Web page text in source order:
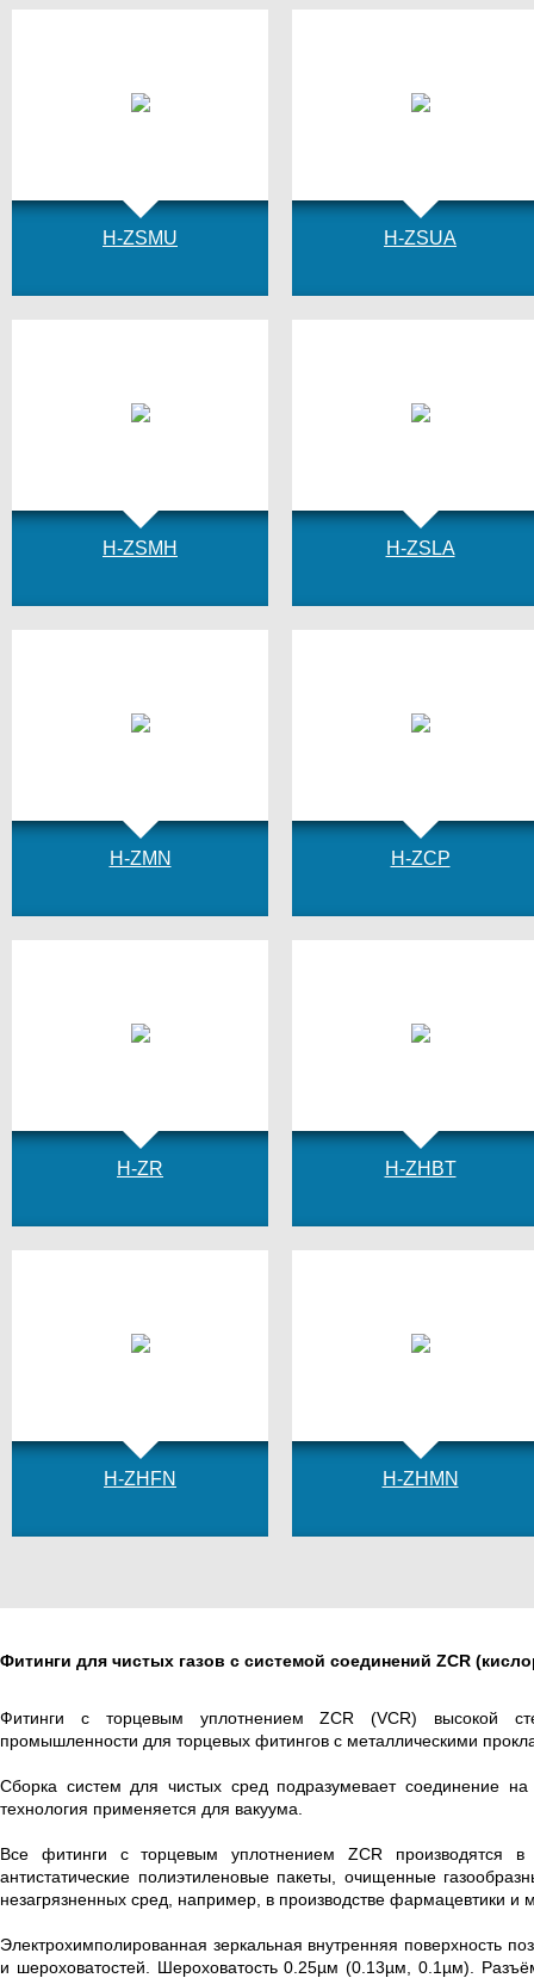
H-ZSMU H-ZSUA
H-ZSMH H-ZSLA
H-ZMN H-ZCP
H-ZR H-ZHBT
H-ZHFN H-ZHMN
Фитинги для чистых газов с системой соединений ZCR
Фитинги с торцевым уплотнением ZCR (VСR) высокой
промышленности для торцевых фитингов с металлическими
Сборка систем для чистых сред подразумевает соединение
технология применяется для вакуума.
Все фитинги с торцевым уплотнением ZCR производятся
антистатические полиэтиленовые пакеты, очищенные
незагрязненных сред, например, в производстве фармацевтики и
Электрохимполированная зеркальная внутренняя поверхность
и шероховатостей. Шероховатость 0.25µм (0.13µм, 0.1µм).